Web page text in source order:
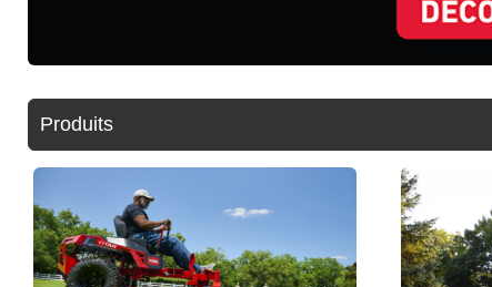
Produits